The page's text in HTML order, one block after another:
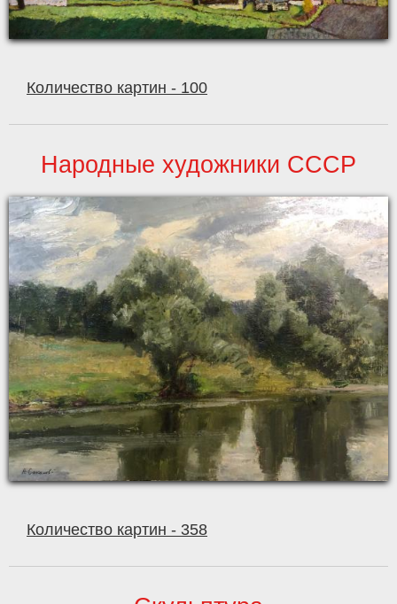
Количество картин - 100
Народные художники СССР
Количество картин - 358